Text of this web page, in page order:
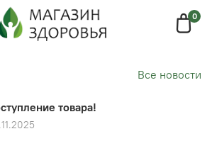
0
Все новости
товара!